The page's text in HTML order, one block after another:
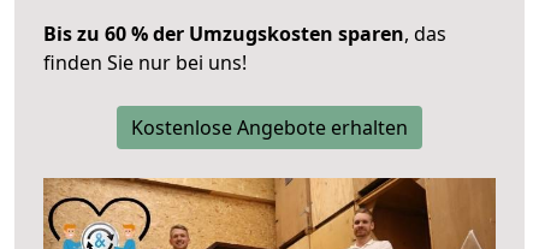
Bis zu 60 % der Umzugskosten sparen, das
finden Sie nur bei uns!
Kostenlose Angebote erhalten